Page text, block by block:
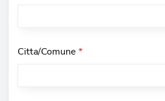
Citta/Comune *